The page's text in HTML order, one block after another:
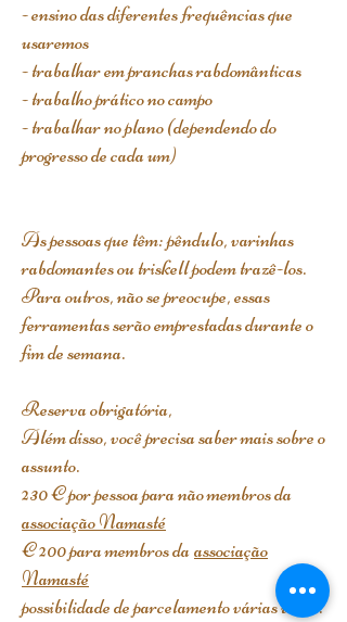
- ensino das diferentes frequências que
usaremos
- trabalhar em pranchas rabdomânticas
- trabalho prático no campo
- trabalhar no plano (dependendo do
progresso de cada um)
As pessoas que têm: pêndulo, varinhas
rabdomantes ou triskell podem trazê-los.
Para outros, não se preocupe, essas
ferramentas serão emprestadas durante o
fim de semana.
Reserva obrigatória,
Além disso, você precisa saber mais sobre o
assunto.
230 € por pessoa para não membros da
associação Namasté
€ 200 para membros daassociação
Namasté
possibilidade de parcelamento várias vezes.